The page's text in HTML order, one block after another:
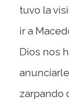
tuvo la
ir a
Dios nos
zarpando